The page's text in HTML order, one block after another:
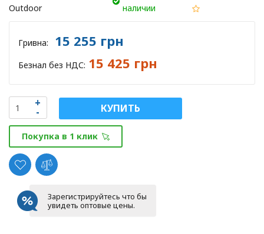
Outdoor
наличии
Гривна: 15 255 грн
Безнал без НДС: 15 425 грн
КУПИТЬ
Покупка в 1 клик
Зарегистрируйтесь что бы
увидеть оптовые цены.